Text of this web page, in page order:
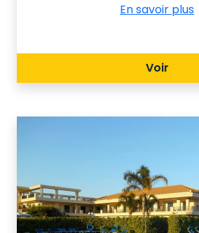
confort d'un
vue sur la mer.
En savoir plus
Voir